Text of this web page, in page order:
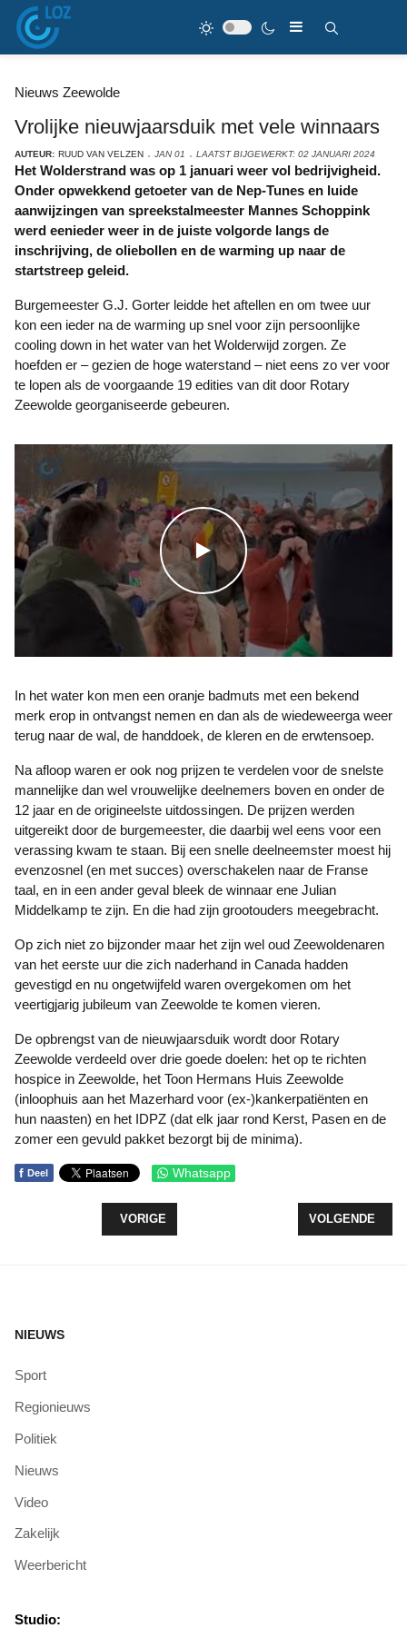
Nieuws Zeewolde
Vrolijke nieuwjaarsduik met vele winnaars
AUTEUR: RUUD VAN VELZEN JAN 01 LAATST BIJGEWERKT: 02 JANUARI 2024
Het Wolderstrand was op 1 januari weer vol bedrijvigheid.
Onder opwekkend getoeter van de Nep-Tunes en luide
aanwijzingen van spreekstalmeester Mannes Schoppink
werd eenieder weer in de juiste volgorde langs de
inschrijving, de oliebollen en de warming up naar de
startstreep geleid.
Burgemeester G.J. Gorter leidde het aftellen en om twee uur
kon een ieder na de warming up snel voor zijn persoonlijke
cooling down in het water van het Wolderwijd zorgen. Ze
hoefden er – gezien de hoge waterstand – niet eens zo ver voor
te lopen als de voorgaande 19 edities van dit door Rotary
Zeewolde georganiseerde gebeuren.
WATCH THE VIDEO
In het water kon men een oranje badmuts met een bekend
merk erop in ontvangst nemen en dan als de wiedeweerga weer
terug naar de wal, de handdoek, de kleren en de erwtensoep.
Na afloop waren er ook nog prijzen te verdelen voor de snelste
mannelijke dan wel vrouwelijke deelnemers boven en onder de
12 jaar en de origineelste uitdossingen. De prijzen werden
uitgereikt door de burgemeester, die daarbij wel eens voor een
verassing kwam te staan. Bij een snelle deelneemster moest hij
evenzosnel (en met succes) overschakelen naar de Franse
taal, en in een ander geval bleek de winnaar ene Julian
Middelkamp te zijn. En die had zijn grootouders meegebracht.
Op zich niet zo bijzonder maar het zijn wel oud Zeewoldenaren
van het eerste uur die zich naderhand in Canada hadden
gevestigd en nu ongetwijfeld waren overgekomen om het
veertigjarig jubileum van Zeewolde te komen vieren.
De opbrengst van de nieuwjaarsduik wordt door Rotary
Zeewolde verdeeld over drie goede doelen: het op te richten
hospice in Zeewolde, het Toon Hermans Huis Zeewolde
(inloophuis aan het Mazerhard voor (ex-)kankerpatiënten en
hun naasten) en het IDPZ (dat elk jaar rond Kerst, Pasen en de
zomer een gevuld pakket bezorgt bij de minima).
f Deel Whatsapp
VORIG ARTIKEL: WORKSHOP MUZIEK OP
VORIGE VOLGENDE
VOLGENDE
NIEUWS
Sport
Regionieuws
Politiek
Nieuws
Video
Zakelijk
Weerbericht
Studio: